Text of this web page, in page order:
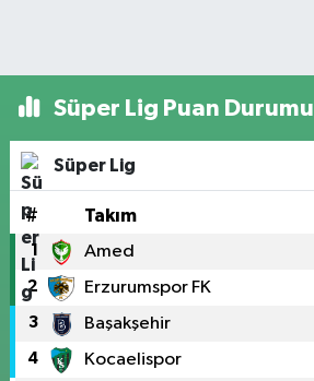
Süper Lig Puan Durumu
Süper Lig
# Takım
1 Amed
2 Erzurumspor FK
3 Başakşehir
4 Kocaelispor